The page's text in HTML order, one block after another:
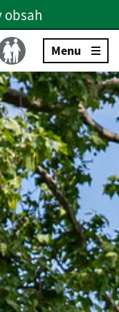
menu
obsah
Slovenčina
Menu